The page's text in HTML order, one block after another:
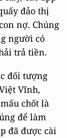
đảo thị
nợ. Chúng
người có
trả tiền.
đối tượng
Vĩnh,
chốt là
để làm
đã được cài